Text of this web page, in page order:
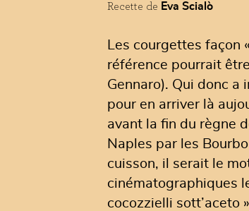
Recette de Eva Scialò
Les courgettes façon
référence pourrait
Gennaro). Qui donc
pour en arriver là
avant la fin du règne
Naples par les
cuisson, il serait le
cinématographiques
cocozzielli sott’aceto